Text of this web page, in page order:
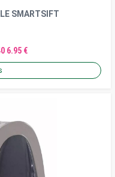
SMARTSIFT
6.95 €